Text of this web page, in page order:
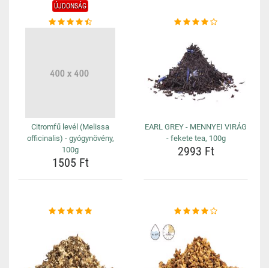
ÚJDONSÁG
Citromfű levél (Melissa
officinalis) - gyógynövény,
100g
1505 Ft
EARL GREY - MENNYEI VIRÁG
- fekete tea, 100g
2993 Ft